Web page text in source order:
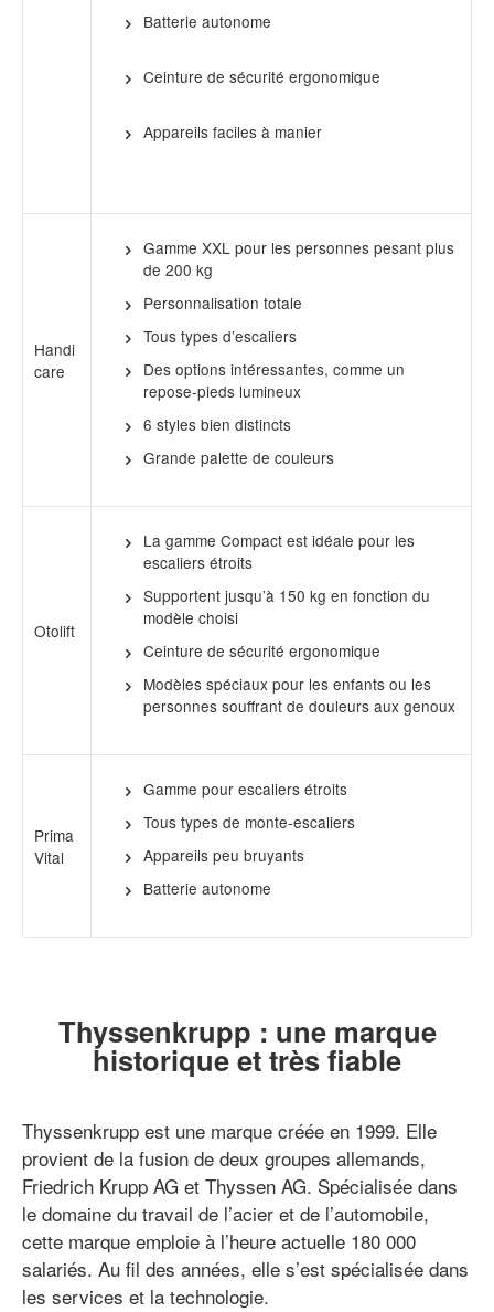
Batterie autonome
Ceinture de sécurité ergonomique
Appareils faciles à manier
Handi
care
Gamme XXL pour les personnes pesant plus
de 200 kg
Personnalisation totale
Tous types d’escaliers
Des options intéressantes, comme un
repose-pieds lumineux
6 styles bien distincts
Grande palette de couleurs
Otolift
La gamme Compact est idéale pour les
escaliers étroits
Supportent jusqu’à 150 kg en fonction du
modèle choisi
Ceinture de sécurité ergonomique
Modèles spéciaux pour les enfants ou les
personnes souffrant de douleurs aux genoux
Prima
Vital
Gamme pour escaliers étroits
Tous types de monte-escaliers
Appareils peu bruyants
Batterie autonome
Thyssenkrupp : une marque
historique et très fiable
Thyssenkrupp est une marque créée en 1999. Elle
provient de la fusion de deux groupes allemands,
Friedrich Krupp AG et Thyssen AG. Spécialisée dans
le domaine du travail de l’acier et de l’automobile,
cette marque emploie à l’heure actuelle 180 000
salariés. Au fil des années, elle s’est spécialisée dans
les services et la technologie.